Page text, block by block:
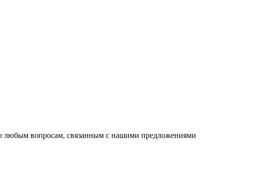
любым вопросам, связанным с нашими предложениями